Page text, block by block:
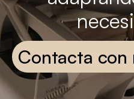
Contacta con